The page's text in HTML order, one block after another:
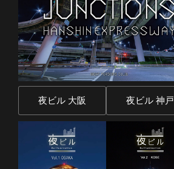
夜ビル 大阪 夜ビル 神戸